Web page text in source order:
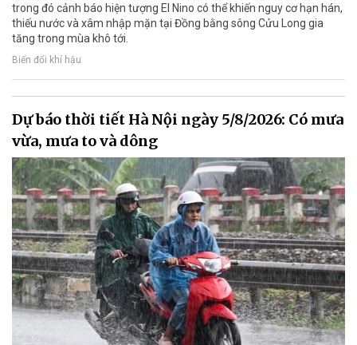
trong đó cảnh báo hiện tượng El Nino có thể khiến nguy cơ hạn hán,
thiếu nước và xâm nhập mặn tại Đồng bằng sông Cửu Long gia
tăng trong mùa khô tới.
Biến đổi khí hậu
Dự báo thời tiết Hà Nội ngày 5/8/2026: Có mưa
vừa, mưa to và dông